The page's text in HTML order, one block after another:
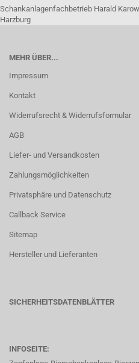
Schankanlagenfachbetrieb Harald
Harzburg
MEHR ÜBER...
Impressum
Kontakt
Widerrufsrecht & Widerrufsformular
AGB
Liefer- und Versandkosten
Zahlungsmöglichkeiten
Privatsphäre und Datenschutz
Callback Service
Sitemap
Hersteller und Lieferanten
SICHERHEITSDATENBLÄTTER
INFOSEITE: